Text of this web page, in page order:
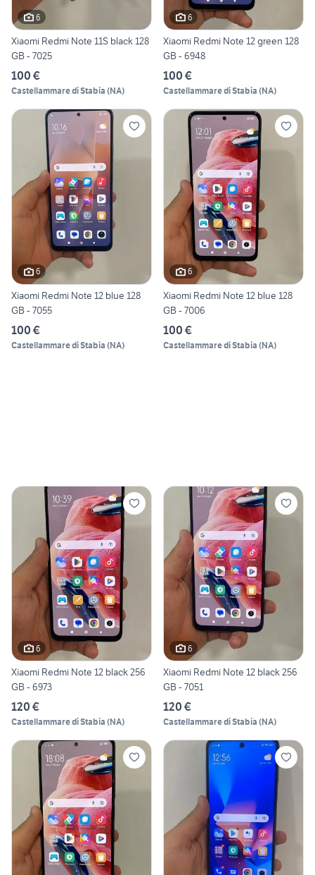
6
Xiaomi Redmi Note 11S black 128
GB - 7025
100 €
Castellammare di Stabia (NA)
6
Xiaomi Redmi Note 12 green 128
GB - 6948
100 €
Castellammare di Stabia (NA)
6
Xiaomi Redmi Note 12 blue 128
GB - 7055
100 €
Castellammare di Stabia (NA)
6
Xiaomi Redmi Note 12 blue 128
GB - 7006
100 €
Castellammare di Stabia (NA)
6
Xiaomi Redmi Note 12 black 256
GB - 6973
120 €
Castellammare di Stabia (NA)
6
Xiaomi Redmi Note 12 black 256
GB - 7051
120 €
Castellammare di Stabia (NA)